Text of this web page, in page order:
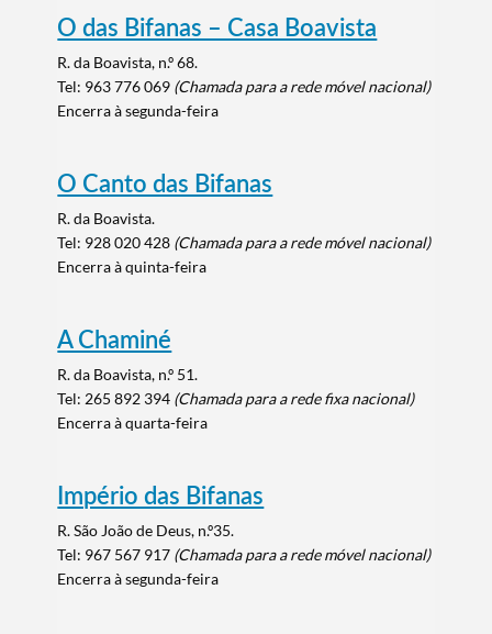
Termo de Pesquisa
Categorias gerais
Filtros
O das Bifanas – Casa Boavista
R. da Boavista, n.º 68.
Tel: 963 776 069 (Chamada para a rede móvel nacional)
Encerra à segunda-feira
O Canto das Bifanas
R. da Boavista.
Tel: 928 020 428 (Chamada para a rede móvel nacional)
Encerra à quinta-feira
A Chaminé
R. da Boavista, n.º 51.
Tel: 265 892 394 (Chamada para a rede fixa nacional)
Encerra à quarta-feira
Império das Bifanas
R. São João de Deus, n.º35.
Tel: 967 567 917 (Chamada para a rede móvel nacional)
Encerra à segunda-feira